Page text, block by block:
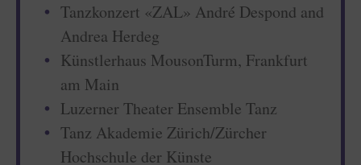
Tanzkonzert «ZAL» André Despond and
Andrea Herdeg
Künstlerhaus MousonTurm, Frankfurt
am Main
Luzerner Theater Ensemble Tanz
Tanz Akademie Zürich/Zürcher
Hochschule der Künste